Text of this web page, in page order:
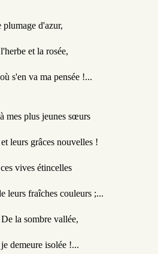
plumage d'azur,
et la rosée,
s'en va ma pensée !...
mes plus jeunes sœurs
leurs grâces nouvelles !
vives étincelles
leurs fraîches couleurs ;...
la sombre vallée,
demeure isolée !...